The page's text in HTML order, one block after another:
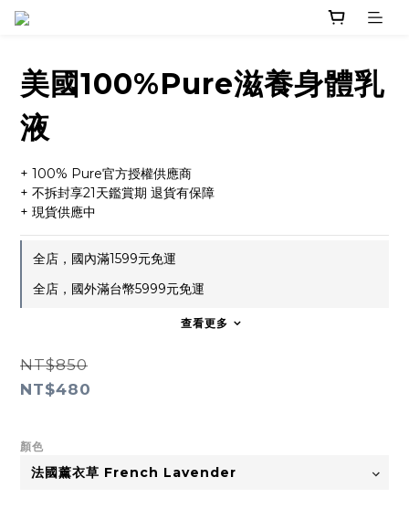
美國100%Pure滋養身體乳
液
+ 100% Pure官方授權供應商
+ 不拆封享21天鑑賞期 退貨有保障
+ 現貨供應中
全店，國內滿1599元免運
全店，國外滿台幣5999元免運
查看更多
NT$850
NT$480
顏色